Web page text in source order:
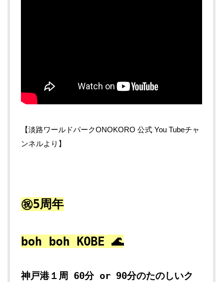
【淡路ワールドパークONOKORO 公式 You Tubeチャ
ンネルより】
㊗5周年
boh boh KOBE 🌊
神戸港１周 60分 or 90分のたのしいク